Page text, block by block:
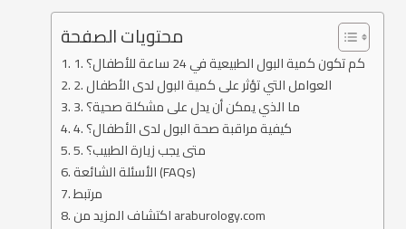
محتويات الصفحة
1. كم تكون كمية البول الطبيعية في 24 ساعة للأطفال؟
2. العوامل التي تؤثر على كمية البول لدى الأطفال
3. ما الذي يمكن أن يدل على مشكلة صحية؟
4. كيفية مراقبة صحة البول لدى الأطفال؟
5. متى يجب زيارة الطبيب؟
الأسئلة الشائعة (FAQs)
مرتبط
اكتشاف المزيد من araburology.com